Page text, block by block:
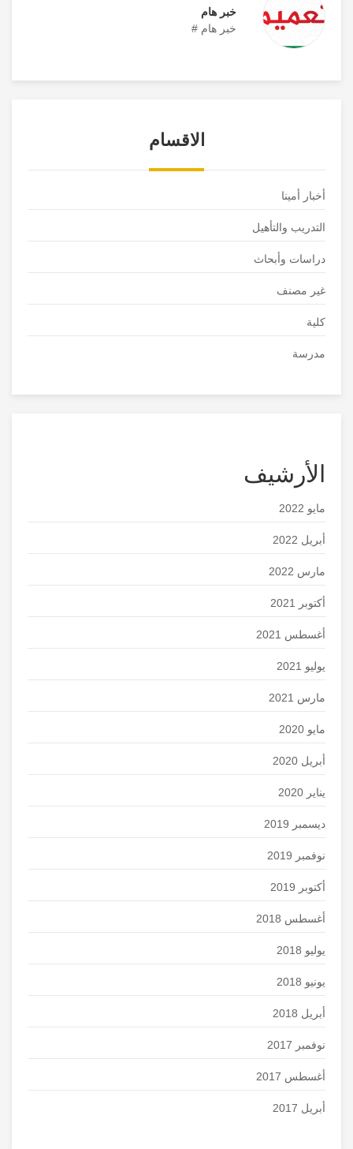
خبر هام
خبر هام #
الاقسام
أخبار أمينا
التدريب والتأهيل
دراسات وأبحاث
غير مصنف
كلية
مدرسة
الأرشيف
مايو 2022
أبريل 2022
مارس 2022
أكتوبر 2021
أغسطس 2021
يوليو 2021
مارس 2021
مايو 2020
أبريل 2020
يناير 2020
ديسمبر 2019
نوفمبر 2019
أكتوبر 2019
أغسطس 2018
يوليو 2018
يونيو 2018
أبريل 2018
نوفمبر 2017
أغسطس 2017
أبريل 2017